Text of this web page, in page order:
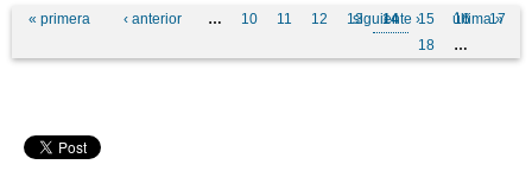
Pages
« primera ‹ anterior … 10 11 12 13 14 15 16
17
18
…
siguiente › última »